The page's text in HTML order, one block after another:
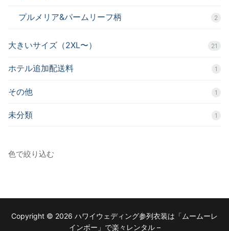
プルメリア&パームリーフ柄 2
大きいサイズ（2XL〜） 21
ホテル追加配送料 1
その他 1
未分類 1
色で絞り込む
Copyright © 2026 ハワイウェディング参列衣装は「ムームーレ
インボー」で楽々レンタル –